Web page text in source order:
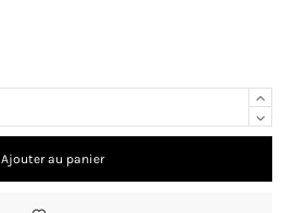
Ajouter au panier